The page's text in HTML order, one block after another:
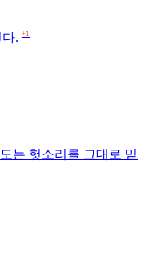
. +1
는 헛소리를 그대로 믿